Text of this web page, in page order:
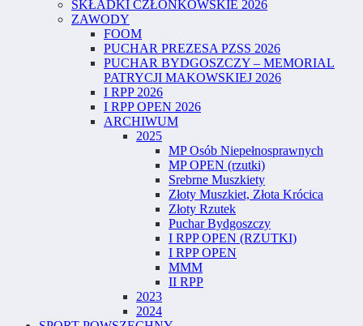
SKŁADKI CZŁONKOWSKIE 2026
ZAWODY
FOOM
PUCHAR PREZESA PZSS 2026
PUCHAR BYDGOSZCZY – MEMORIAL
PATRYCJI MAKOWSKIEJ 2026
I RPP 2026
I RPP OPEN 2026
ARCHIWUM
2025
MP Osób Niepełnosprawnych
MP OPEN (rzutki)
Srebrne Muszkiety
Złoty Muszkiet, Złota Krócica
Złoty Rzutek
Puchar Bydgoszczy
I RPP OPEN (RZUTKI)
I RPP OPEN
MMM
II RPP
2023
2024